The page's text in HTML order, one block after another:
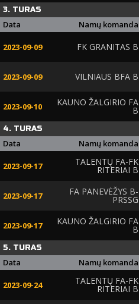
3. TURAS
Data Namų komanda
2023-09-09 FK GRANITAS B
2023-09-09 VILNIAUS BFA B
2023-09-10 KAUNO ŽALGIRIO FA
B
4. TURAS
Data Namų komanda
2023-09-17 TALENTŲ FA-FK
RITERIAI B
2023-09-17 FA PANEVĖŽYS B-
PRSSG
2023-09-17 KAUNO ŽALGIRIO FA
B
5. TURAS
Data Namų komanda
2023-09-24 TALENTŲ FA-FK
RITERIAI B